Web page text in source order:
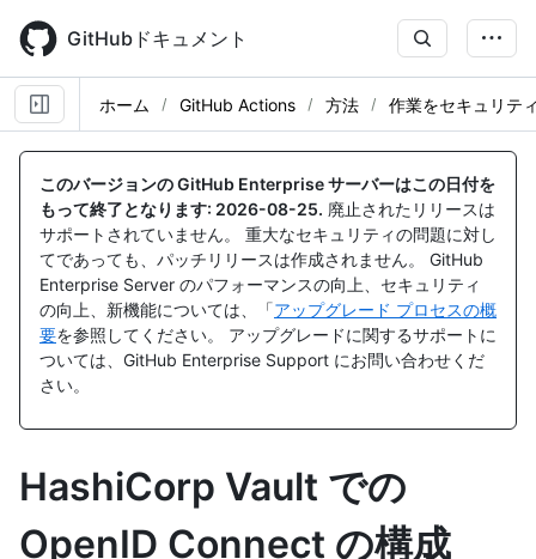
main
content
GitHubドキュメント
ホーム GitHub Actions 方法 作業をセキュリテ
このバージョンの GitHub Enterprise サーバーはこの日付を
もって終了となります: 2026-08-25. 廃止されたリリースは
サポートされていません。 重大なセキュリティの問題に対し
てであっても、パッチリリースは作成されません。 GitHub
Enterprise Server のパフォーマンスの向上、セキュリティ
の向上、新機能については、「アップグレード プロセスの概
要を参照してください。 アップグレードに関するサポートに
ついては、GitHub Enterprise Support にお問い合わせくだ
さい。
HashiCorp Vault での
OpenID Connect の構成